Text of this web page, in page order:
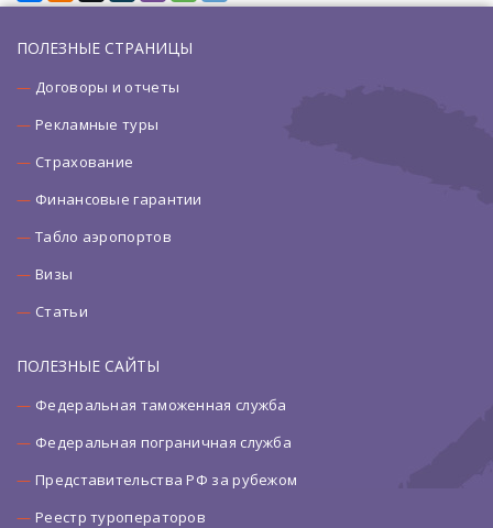
ПОЛЕЗНЫЕ СТРАНИЦЫ
Договоры и отчеты
Рекламные туры
Страхование
Финансовые гарантии
Табло аэропортов
Визы
Статьи
ПОЛЕЗНЫЕ САЙТЫ
Федеральная таможенная служба
Федеральная пограничная служба
Представительства РФ за рубежом
Реестр туроператоров